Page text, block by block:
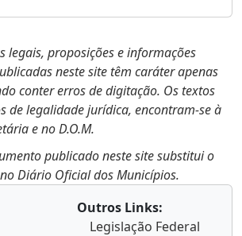
legais, proposições e informações
neste site têm caráter apenas
conter erros de digitação. Os textos
de legalidade jurídica, encontram-se à
e no D.O.M.
publicado neste site substitui o
Diário Oficial dos Municípios.
Outros Links:
Legislação Federal